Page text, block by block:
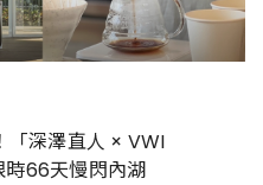
「深澤直人 × VWI
時66天慢閃內湖